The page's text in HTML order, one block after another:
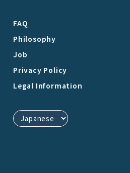
FAQ
Philosophy
Job
Privacy Policy
Legal Information